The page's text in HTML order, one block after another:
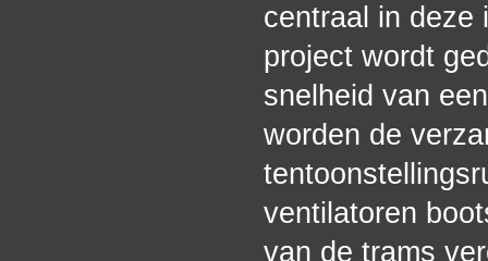
centraal in deze
project wordt
snelheid van
worden de
ventilatoren
van de trams